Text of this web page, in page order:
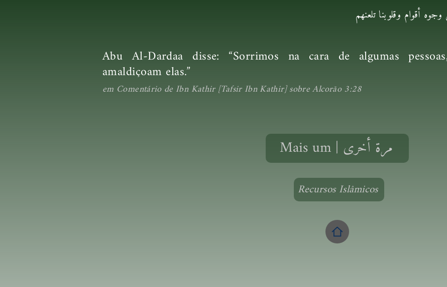
أقوام وقلوبنا تلعنهم
Abu Al-Dardaa disse: “Sorrimos na cara de algumas
amaldiçoam elas.”
em Comentário de Ibn Kathir [Tafsir Ibn Kathir] sobre Alcorão 3:28
Mais um | مرة أخرى
Recursos Islâmicos